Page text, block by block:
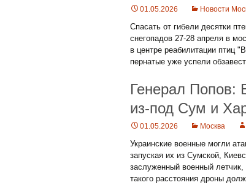
01.05.2026 Новости
Спасать от гибели десятки
снегопадов 27-28 апреля в
в центре реабилитации птиц
пернатые уже успели
Генерал Попов:
из-под Сум и
01.05.2026 Москва
Украинские военные могли
запуская их из Сумской,
заслуженный военный
такого расстояния дроны